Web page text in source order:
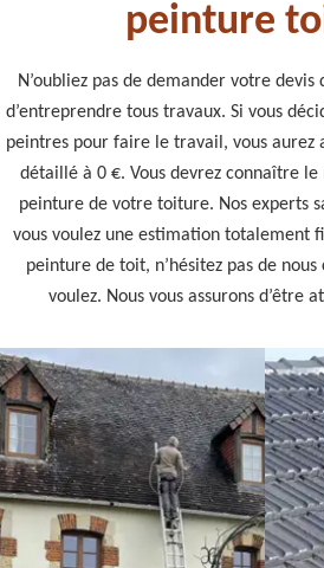
peinture
N’oubliez pas de demander votre
d’entreprendre tous travaux. Si vous
peintres pour faire le travail, vous aurez
détaillé à 0 €. Vous devrez connaître
peinture de votre toiture. Nos experts
vous voulez une estimation totalement
peinture de toit, n’hésitez pas de
voulez. Nous vous assurons d’être